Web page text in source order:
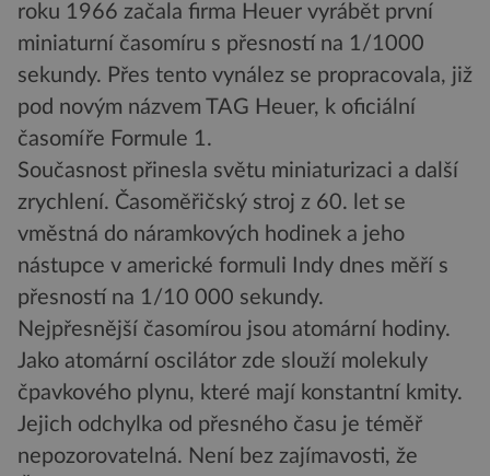
roku 1966 začala firma Heuer vyrábět první
miniaturní časomíru s přesností na 1/1000
sekundy. Přes tento vynález se propracovala, již
pod novým názvem TAG Heuer, k oficiální
časomíře Formule 1.
Současnost přinesla světu miniaturizaci a další
zrychlení. Časoměřičský stroj z 60. let se
vměstná do náramkových hodinek a jeho
nástupce v americké formuli Indy dnes měří s
přesností na 1/10 000 sekundy.
Nejpřesnější časomírou jsou atomární hodiny.
Jako atomární oscilátor zde slouží molekuly
čpavkového plynu, které mají konstantní kmity.
Jejich odchylka od přesného času je téměř
nepozorovatelná. Není bez zajímavosti, že